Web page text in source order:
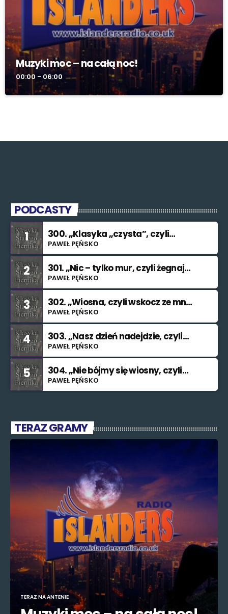
Muzyki moc – na całą noc!
00:00 - 06:00
PODCASTY
1
300. „Klasyka „czysta”, czyli
znowu nie świętuję”
PAWEŁ PĘŃSKO
2
301. „Nic – tylko mur, czyli żegnaj
smutku”
PAWEŁ PĘŃSKO
3
302. „Wiosna, czyli wskocz ze mną
do rzeki”
PAWEŁ PĘŃSKO
4
303. „Nasz dzień nadejdzie, czyli
bilet na Księżyc”.”
PAWEŁ PĘŃSKO
5
304. „Nie bójmy się wiosny, czyli
znajdę cię (nieważne kiedy i jak)”.
PAWEŁ PĘŃSKO
TERAZ GRAMY
TERAZ NA ANTENIE